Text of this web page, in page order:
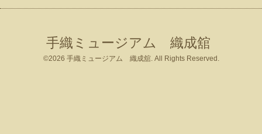
手織ミュージアム 織成舘
©2026 手織ミュージアム 織成舘. All Rights Reserved.